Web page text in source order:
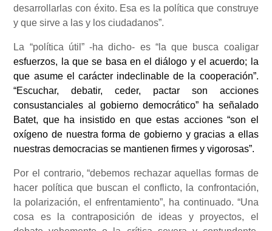
desarrollarlas con éxito. Esa es la política que construye
y que sirve a las y los ciudadanos”.
La “política útil” -ha dicho- es “la que busca coaligar
esfuerzos, la que se basa en el diálogo y el acuerdo; la
que asume el carácter indeclinable de la cooperación”.
“Escuchar, debatir, ceder, pactar son acciones
consustanciales al gobierno democrático” ha señalado
Batet, que ha insistido en que estas acciones “son el
oxígeno de nuestra forma de gobierno y gracias a ellas
nuestras democracias se mantienen firmes y vigorosas”.
Por el contrario, “debemos rechazar aquellas formas de
hacer política que buscan el conflicto, la confrontación,
la polarización, el enfrentamiento”, ha continuado. “Una
cosa es la contraposición de ideas y proyectos, el